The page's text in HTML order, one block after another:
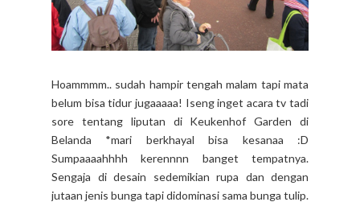
Hoammmm.. sudah hampir tengah malam tapi mata
belum bisa tidur jugaaaaa! Iseng inget acara tv tadi
sore tentang liputan di Keukenhof Garden di
Belanda *mari berkhayal bisa kesanaa :D
Sumpaaaahhhh kerennnn banget tempatnya.
Sengaja di desain sedemikian rupa dan dengan
jutaan jenis bunga tapi didominasi sama bunga tulip.